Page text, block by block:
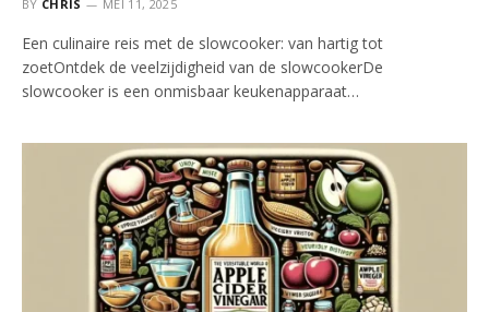
BY CHRIS MEI 11, 2025
Een culinaire reis met de slowcooker: van hartig tot
zoetOntdek de veelzijdigheid van de slowcookerDe
slowcooker is een onmisbaar keukenapparaat…